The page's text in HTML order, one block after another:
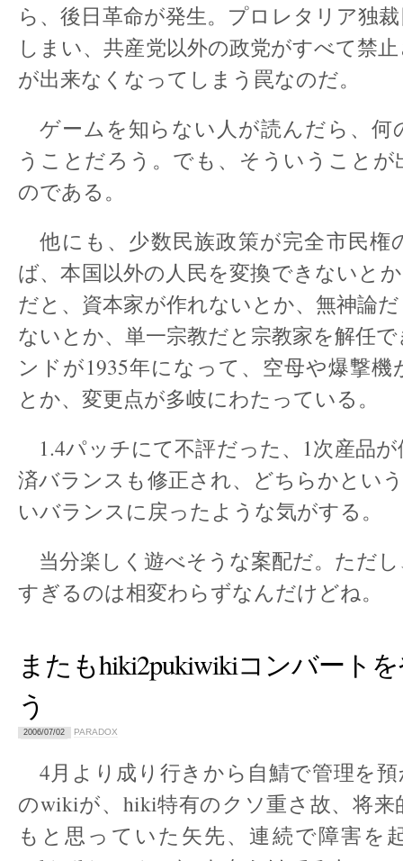
ら、後日革命が発生。プロレタリア独
しまい、共産党以外の政党がすべて禁
が出来なくなってしまう罠なのだ。
ゲームを知らない人が読んだら、何
うことだろう。でも、そういうこと
のである。
他にも、少数民族政策が完全市民権
ば、本国以外の人民を変換できないと
だと、資本家が作れないとか、無神論
ないとか、単一宗教だと宗教家を解任
ンドが1935年になって、空母や爆撃
とか、変更点が多岐にわたっている。
1.4パッチにて不評だった、1次産品
済バランスも修正され、どちらかとい
いバランスに戻ったような気がする。
当分楽しく遊べそうな案配だ。ただ
すぎるのは相変わらずなんだけどね。
またもhiki2pukiwikiコンバート
う
2006/07/02 PARADOX
4月より成り行きから自鯖で管理を
のwikiが、hiki特有のクソ重さ故、将
もと思っていた矢先、連続で障害を